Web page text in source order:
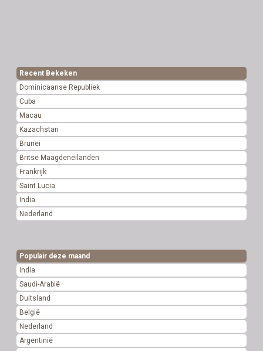
Recent Bekeken
Dominicaanse Republiek
Cuba
Macau
Kazachstan
Brunei
Britse Maagdeneilanden
Frankrijk
Saint Lucia
India
Nederland
Populair deze maand
India
Saudi-Arabië
Duitsland
België
Nederland
Argentinië